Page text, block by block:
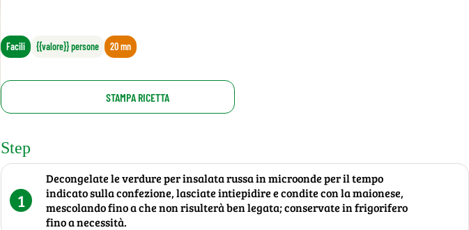
Facili {{valore}} persone 20 mn
STAMPA RICETTA
Step
1
Decongelate le verdure per insalata russa in microonde per il tempo
indicato sulla confezione, lasciate intiepidire e condite con la maionese,
mescolando fino a che non risulterà ben legata; conservate in frigorifero
fino a necessità.